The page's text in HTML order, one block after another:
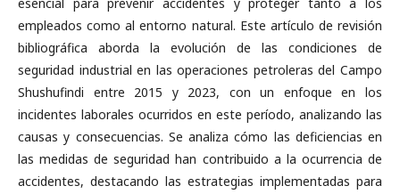
esencial para prevenir accidentes y proteger tanto a los
empleados como al entorno natural. Este artículo de revisión
bibliográfica aborda la evolución de las condiciones de
seguridad industrial en las operaciones petroleras del Campo
Shushufindi entre 2015 y 2023, con un enfoque en los
incidentes laborales ocurridos en este período, analizando las
causas y consecuencias. Se analiza cómo las deficiencias en
las medidas de seguridad han contribuido a la ocurrencia de
accidentes, destacando las estrategias implementadas para